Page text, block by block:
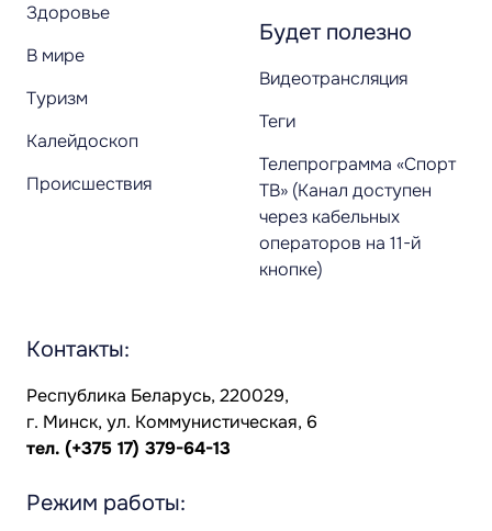
Здоровье
В мире
Туризм
Калейдоскоп
Происшествия
Будет полезно
Видеотрансляция
Теги
Телепрограмма «Спорт
ТВ» (Канал доступен
через кабельных
операторов на 11-й
кнопке)
Контакты:
Республика Беларусь, 220029,
г. Минск, ул. Коммунистическая, 6
тел. (+375 17) 379-64-13
Режим работы: